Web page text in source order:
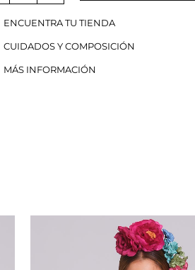
ENCUENTRA TU TIENDA
CUIDADOS Y COMPOSICIÓN
MÁS INFORMACIÓN